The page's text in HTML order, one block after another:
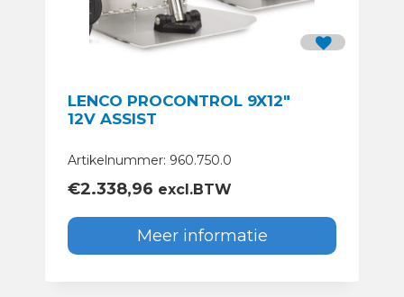
LENCO PROCONTROL 9X12″
12V ASSIST
Artikelnummer: 960.750.0
€2.338,96 excl.BTW
Meer informatie